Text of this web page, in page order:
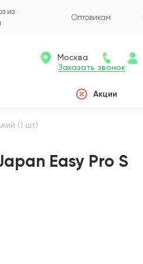
из
Оптовикам
Заказать звонок
Москва
Акции
(1 шт)
Easy Pro S